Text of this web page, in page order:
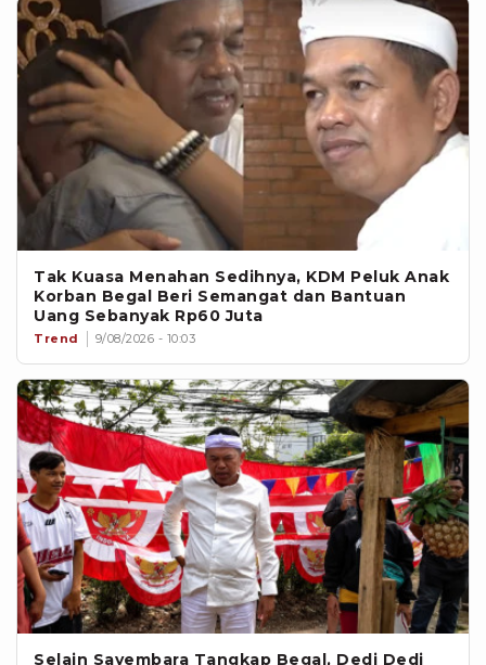
Tak Kuasa Menahan Sedihnya, KDM Peluk Anak
Korban Begal Beri Semangat dan Bantuan
Uang Sebanyak Rp60 Juta
Trend 9/08/2026 - 10:03
Selain Sayembara Tangkap Begal, Dedi Dedi